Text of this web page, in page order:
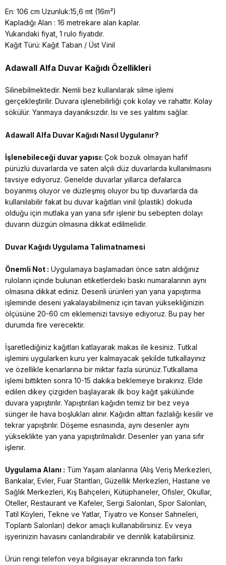
En: 106 cm Uzunluk:15,6 mt (16m²)
Kapladığı Alan : 16 metrekare alan kaplar.
Yukarıdaki fiyat, 1 rulo fiyatıdır.
Kağıt Türü: Kağıt Taban / Üst Vinil
Adawall Alfa Duvar Kağıdı Özellikleri
Silinebilmektedir. Nemli bez kullanılarak silme işlemi
gerçekleştirilir. Duvara işlenebilirliği çok kolay ve rahattır. Kolay
sökülür. Yanmaya dayanıksızdır. Isı ve ses yalıtımı sağlar.
Adawall Alfa Duvar Kağıdı Nasıl Uygulanır?
İşlenebileceği duvar yapısı: Çok bozuk olmayan hafif
pürüzlü duvarlarda ve saten alçılı düz duvarlarda kullanılmasını
tavsiye ediyoruz. Genelde duvarlar yıllarca defalarca
boyanmış oluyor ve düzleşmiş oluyor bu tip duvarlarda da
kullanılabilir fakat bu duvar kağıtları vinil (plastik) dokuda
olduğu için mutlaka yan yana sıfır işlenir bu sebepten dolayı
duvarın düzgün olmasına dikkat edilmelidir.
Duvar Kağıdı Uygulama Talimatnamesi
Önemli Not : Uygulamaya başlamadan önce satın aldığınız
ruloların içinde bulunan etiketlerdeki baskı numaralarının aynı
olmasına dikkat ediniz. Desenli ürünleri yan yana yapıştırma
işleminde deseni yakalayabilmeniz için tavan yüksekliğinizin
ölçüsüne 20-60 cm eklemenizi tavsiye ediyoruz. Bu pay her
durumda fire verecektir.
İşaretlediğiniz kağıtları katlayarak makas ile kesiniz. Tutkal
işlemini uygularken kuru yer kalmayacak şekilde tutkallayınız
ve özellikle kenarlarına bir miktar fazla sürünüz.Tutkallama
işlemi bittikten sonra 10-15 dakika beklemeye bırakınız. Elde
edilen dikey çizgiden başlayarak ilk boy kağıt şakülünde
duvara yapıştırılır. Yapıştırılan kağıdın temiz bir bez veya
sünger ile hava boşlukları alınır. Kağıdın alttan fazlalığı kesilir ve
tekrar yapıştırılır. Döşeme esnasında, aynı desenler aynı
yükseklikte yan yana yapıştırılmalıdır. Desenler yan yana sıfır
işlenir.
Uygulama Alanı : Tüm Yaşam alanlarına (Alış Veriş Merkezleri,
Bankalar, Evler, Fuar Stantları, Güzellik Merkezleri, Hastane ve
Sağlık Merkezleri, Kış Bahçeleri, Kütüphaneler, Ofisler, Okullar,
Oteller, Restaurant ve Kafeler, Sergi Salonları, Spor Salonları,
Tatil Köyleri, Tekne ve Yatlar, Tiyatro ve Konser Sahneleri,
Toplantı Salonları) dekor amaçlı kullanabilirsiniz. Ev veya
işyerinizin havasını canlandırabilir ve derinlik katabilirsiniz.
Ürün rengi telefon veya bilgisayar ekranında ton farkı